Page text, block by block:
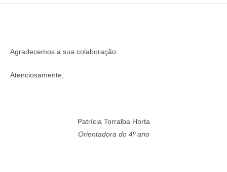
Agradecemos a sua colaboração.
Atenciosamente,
Patrícia Torralba Horta
Orientadora do 4º ano